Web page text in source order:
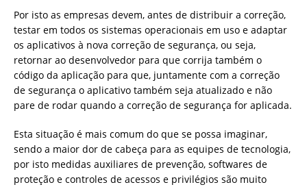
Por isto as empresas devem, antes de distribuir a correção,
testar em todos os sistemas operacionais em uso e adaptar
os aplicativos à nova correção de segurança, ou seja,
retornar ao desenvolvedor para que corrija também o
código da aplicação para que, juntamente com a correção
de segurança o aplicativo também seja atualizado e não
pare de rodar quando a correção de segurança for aplicada.
Esta situação é mais comum do que se possa imaginar,
sendo a maior dor de cabeça para as equipes de tecnologia,
por isto medidas auxiliares de prevenção, softwares de
proteção e controles de acessos e privilégios são muito